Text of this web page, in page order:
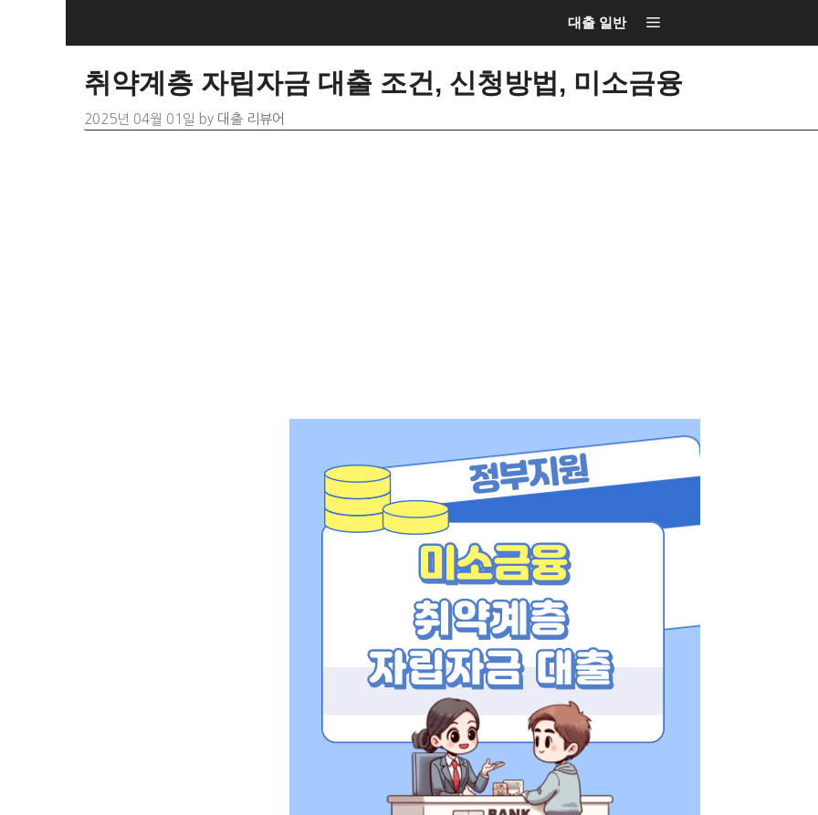
대출 일반
취약계층 자립자금 대출 조건, 신청방법, 미소금융
2025년 04월 01일 by 대출 리뷰어